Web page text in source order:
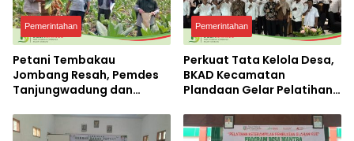
Pemerintahan
Petani Tembakau
Jombang Resah, Pemdes
Tanjungwadung dan
Pemerintahan
Perkuat Tata Kelola Desa,
BKAD Kecamatan
Plandaan Gelar Pelatihan